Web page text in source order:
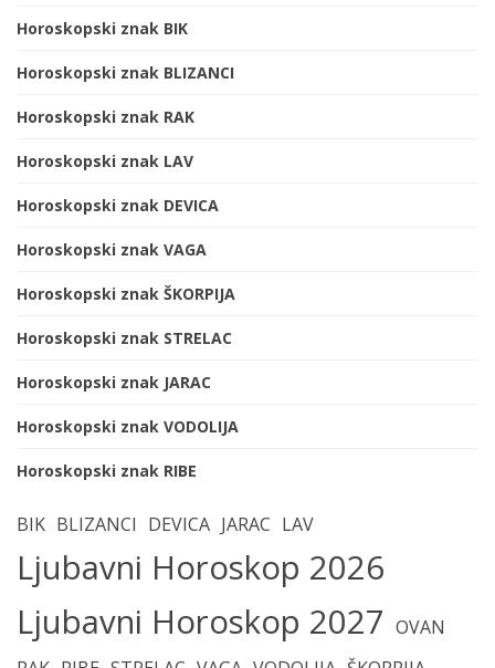
Horoskopski znak BIK
Horoskopski znak BLIZANCI
Horoskopski znak RAK
Horoskopski znak LAV
Horoskopski znak DEVICA
Horoskopski znak VAGA
Horoskopski znak ŠKORPIJA
Horoskopski znak STRELAC
Horoskopski znak JARAC
Horoskopski znak VODOLIJA
Horoskopski znak RIBE
BIK BLIZANCI DEVICA JARAC LAV
Ljubavni Horoskop 2026
Ljubavni Horoskop 2027 OVAN